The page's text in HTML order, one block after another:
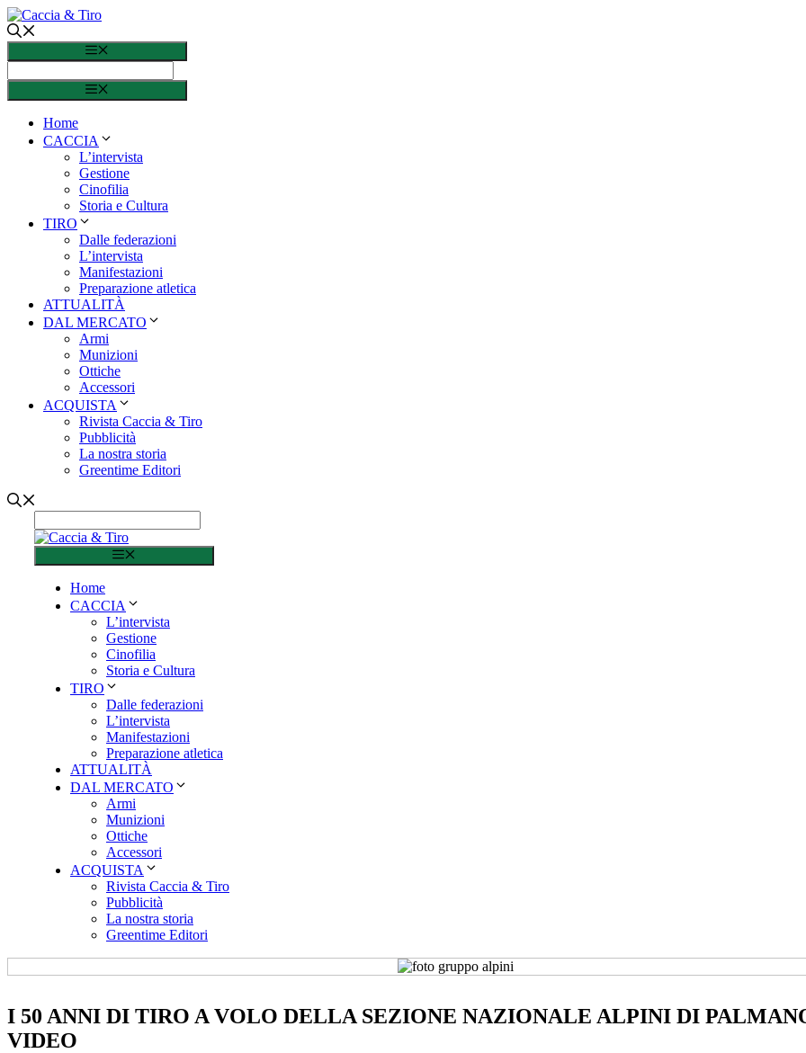
Vai al contenuto
Home
CACCIA
L’intervista
Gestione
Cinofilia
Storia e Cultura
TIRO
Dalle federazioni
L’intervista
Manifestazioni
Preparazione atletica
ATTUALITÀ
DAL MERCATO
Armi
Munizioni
Ottiche
Accessori
ACQUISTA
Rivista Caccia & Tiro
Pubblicità
La nostra storia
Greentime Editori
Home
CACCIA
L’intervista
Gestione
Cinofilia
Storia e Cultura
TIRO
Dalle federazioni
L’intervista
Manifestazioni
Preparazione atletica
ATTUALITÀ
DAL MERCATO
Armi
Munizioni
Ottiche
Accessori
ACQUISTA
Rivista Caccia & Tiro
Pubblicità
La nostra storia
Greentime Editori
I 50 ANNI DI TIRO A VOLO DELLA SEZIONE NAZIONALE ALPINI DI
VIDEO